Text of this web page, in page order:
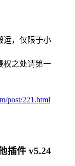
运，仅限于小
权之处请第一
post/221.html
插件 v5.24